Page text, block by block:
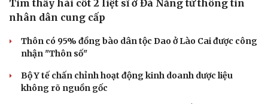
Tìm thấy hài cốt 2 liệt sĩ ở Đà Nẵng từ thông tin
nhân dân cung cấp
Thôn có 95% đồng bào dân tộc Dao ở Lào Cai được công
nhận "Thôn số"
Bộ Y tế chấn chỉnh hoạt động kinh doanh dược liệu
không rõ nguồn gốc